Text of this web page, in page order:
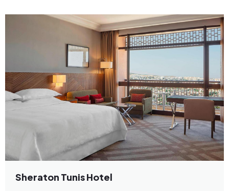
Sheraton Tunis Hotel